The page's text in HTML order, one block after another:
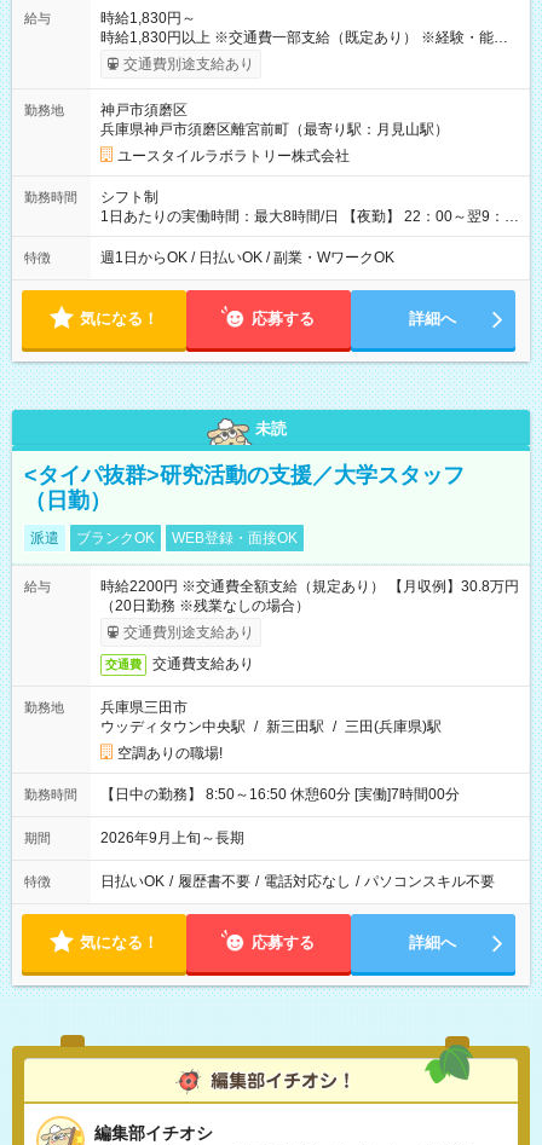
給与
時給1,830円～
時給1,830円以上 ※交通費一部支給（既定あり） ※経験・能力を
考慮して決定します 【収入例】 週1回勤務の場合：1,830円×8時
間×4回=5万8,560円 週3回勤務の場合：1,830円×8時間×12回
月 ※ 雇用形態と給与に、本採用時と異なる部分があります。 雇
用形態：本採用時と同じです。 給与：時給 1,550円以上
交通費別途支給あり
勤務地
神戸市須磨区
兵庫県神戸市須磨区離宮前町（最寄り駅：月見山駅）
ユースタイルラボラトリー株式会社
勤務時間
シフト制
1日あたりの実働時間：最大8時間/日 【夜勤】 22：00～翌9：
00 ※週1日～OK ／ 夜勤専従 ＊＊ 勤務時間例 ＊＊ ■22時か
ら翌7時 ■23時から翌8時 ■24時から翌9時 など ※上記の時間
ます。 ※曜日固定（毎週同じ曜日での勤務となります）
特徴 週1日からOK / 日払いOK / 副業・WワークOK
気になる！ 応募する 詳細へ
未読
<タイパ抜群>研究活動の支援／大学スタッフ
（日勤）
派遣 ブランクOK WEB登録・面接OK
給与
時給2200円 ※交通費全額支給（規定あり） 【月収例】30.8万円
（20日勤務 ※残業なしの場合）
交通費別途支給あり
交通費 交通費支給あり
勤務地
兵庫県三田市
ウッディタウン中央駅 / 新三田駅 / 三田(兵庫県)駅
空調ありの職場!
勤務時間 【日中の勤務】 8:50～16:50 休憩60分 [実働]7時間00分
期間 2026年9月上旬～長期
特徴 日払いOK / 履歴書不要 / 電話対応なし / パソコンスキル不要
気になる！ 応募する 詳細へ
編集部イチオシ